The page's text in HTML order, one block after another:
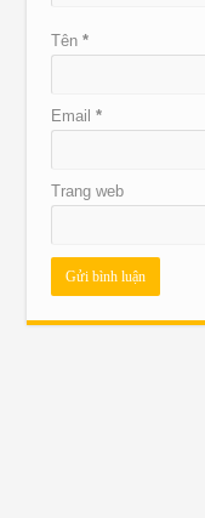
Tên *
Email *
Trang web